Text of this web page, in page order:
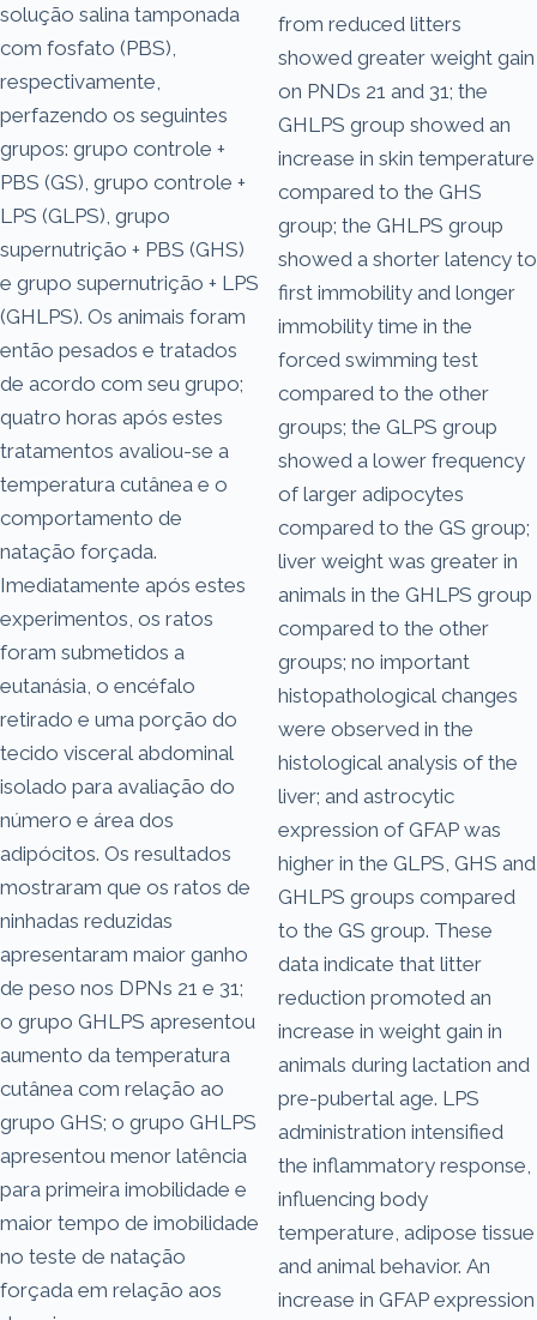
solução salina tamponada
com fosfato (PBS),
respectivamente,
perfazendo os seguintes
grupos: grupo controle +
PBS (GS), grupo controle +
LPS (GLPS), grupo
supernutrição + PBS (GHS)
e grupo supernutrição + LPS
(GHLPS). Os animais foram
então pesados e tratados
de acordo com seu grupo;
quatro horas após estes
tratamentos avaliou-se a
temperatura cutânea e o
comportamento de
natação forçada.
Imediatamente após estes
experimentos, os ratos
foram submetidos a
eutanásia, o encéfalo
retirado e uma porção do
tecido visceral abdominal
isolado para avaliação do
número e área dos
adipócitos. Os resultados
mostraram que os ratos de
ninhadas reduzidas
apresentaram maior ganho
de peso nos DPNs 21 e 31;
o grupo GHLPS apresentou
aumento da temperatura
cutânea com relação ao
grupo GHS; o grupo GHLPS
apresentou menor latência
para primeira imobilidade e
maior tempo de imobilidade
no teste de natação
forçada em relação aos
from reduced litters
showed greater weight gain
on PNDs 21 and 31; the
GHLPS group showed an
increase in skin temperature
compared to the GHS
group; the GHLPS group
showed a shorter latency to
first immobility and longer
immobility time in the
forced swimming test
compared to the other
groups; the GLPS group
showed a lower frequency
of larger adipocytes
compared to the GS group;
liver weight was greater in
animals in the GHLPS group
compared to the other
groups; no important
histopathological changes
were observed in the
histological analysis of the
liver; and astrocytic
expression of GFAP was
higher in the GLPS, GHS and
GHLPS groups compared
to the GS group. These
data indicate that litter
reduction promoted an
increase in weight gain in
animals during lactation and
pre-pubertal age. LPS
administration intensified
the inflammatory response,
influencing body
temperature, adipose tissue
and animal behavior. An
increase in GFAP expression